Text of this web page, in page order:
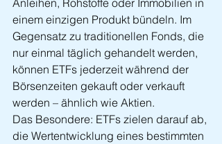
Anleihen, Rohstoffe oder Immobilien in
einem einzigen Produkt bündeln. Im
Gegensatz zu traditionellen Fonds, die
nur einmal täglich gehandelt werden,
können ETFs jederzeit während der
Börsenzeiten gekauft oder verkauft
werden – ähnlich wie Aktien.
Das Besondere: ETFs zielen darauf ab,
die Wertentwicklung eines bestimmten